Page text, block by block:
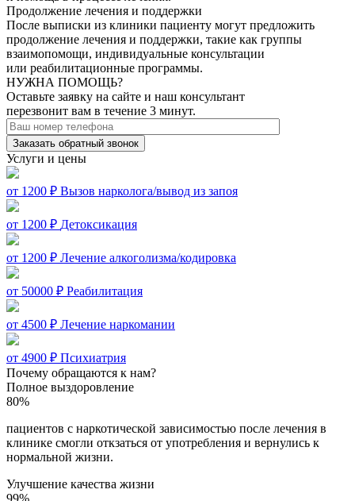
Продолжение лечения и поддержки
После выписки из клиники пациенту могут предложить
продолжение лечения и поддержки, такие как группы
взаимопомощи, индивидуальные консультации
или реабилитационные программы.
НУЖНА ПОМОЩЬ?
Оставьте заявку на сайте и наш консультант
перезвонит вам в течение 3 минут.
Заказать обратный звонок
Услуги и цены
от 1200 ₽ Вызов нарколога/вывод из запоя
от 1200 ₽ Детоксикация
от 1200 ₽ Лечение алкоголизма/кодировка
от 50000 ₽ Реабилитация
от 4500 ₽ Лечение наркомании
от 4900 ₽ Психиатрия
Почему обращаются к нам?
Полное выздоровление
80%
пациентов с наркотической зависимостью после лечения в
клинике смогли откзаться от употребления и вернулись к
нормальной жизни.
Улучшение качества жизни